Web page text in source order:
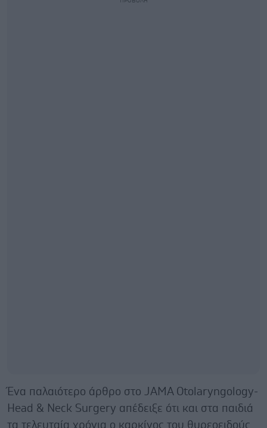
Ένα παλαιότερο άρθρο στο JAMA Otolaryngology-
Head & Neck Surgery απέδειξε ότι και στα παιδιά
τα τελευταία χρόνια ο καρκίνος του θυρεοειδούς